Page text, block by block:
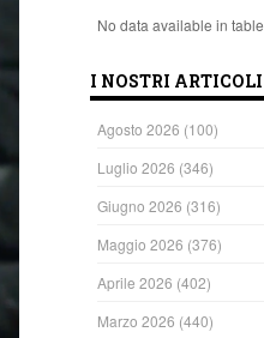
No data available in table
I NOSTRI ARTICOLI
Agosto 2026 (100)
Luglio 2026 (346)
Giugno 2026 (316)
Maggio 2026 (376)
Aprile 2026 (402)
Marzo 2026 (440)